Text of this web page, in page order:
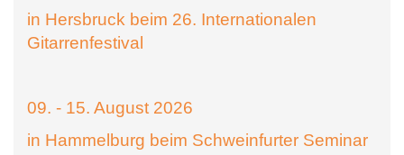
in Hersbruck beim 26. Internationalen
Gitarrenfestival
09. - 15. August 2026
in Hammelburg beim Schweinfurter Seminar